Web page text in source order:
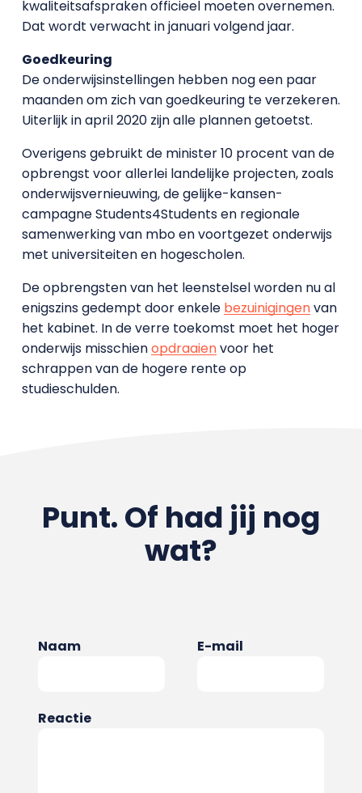
kwaliteitsafspraken officieel moeten overnemen.
Dat wordt verwacht in januari volgend jaar.
Goedkeuring
De onderwijsinstellingen hebben nog een paar
maanden om zich van goedkeuring te verzekeren.
Uiterlijk in april 2020 zijn alle plannen getoetst.
Overigens gebruikt de minister 10 procent van de
opbrengst voor allerlei landelijke projecten, zoals
onderwijsvernieuwing, de gelijke-kansen-
campagne Students4Students en regionale
samenwerking van mbo en voortgezet onderwijs
met universiteiten en hogescholen.
De opbrengsten van het leenstelsel worden nu al
enigszins gedempt door enkele bezuinigingenvan
het kabinet. In de verre toekomst moet het hoger
onderwijs misschienopdraaienvoor het
schrappen van de hogere rente op
studieschulden.
Punt. Of had jij nog
wat?
Naam E-mail
Reactie